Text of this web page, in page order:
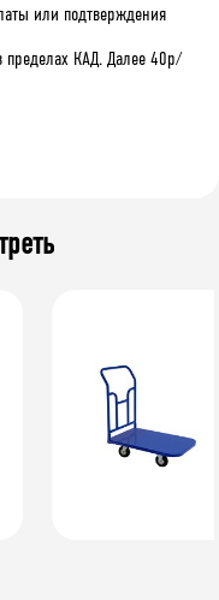
или подтверждения
пределах КАД. Далее 40р/